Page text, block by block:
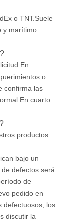
o TNT.Suele
y marítimo
o
confirma las
cuarto
productos.
bajo un
defectos será
de
pedido en
defectuosos, los
discutir la